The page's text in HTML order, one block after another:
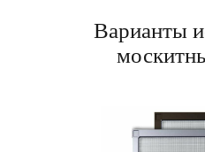
Варианты